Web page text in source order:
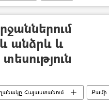
անձրև և
Հայաստանում Քամի